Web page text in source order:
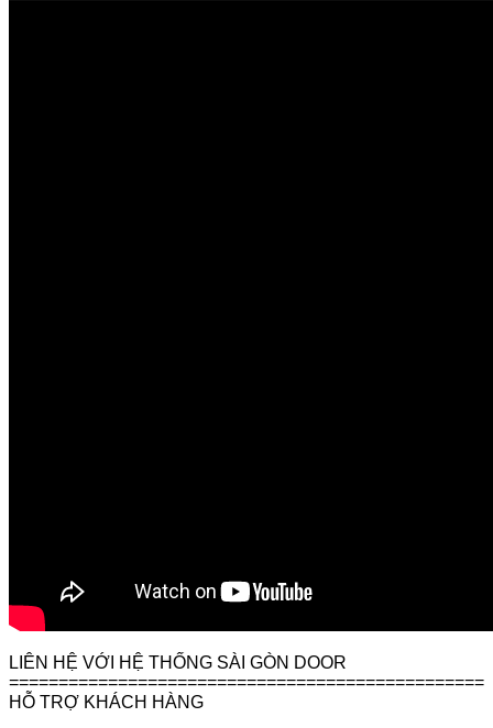
LIÊN HỆ VỚI HỆ THỐNG SÀI GÒN DOOR
================================================
HỖ TRỢ KHÁCH HÀNG